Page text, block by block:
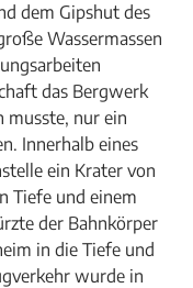
dem Gipshut des
Wassermassen
das Bergwerk
musste, nur ein
Innerhalb eines
ein Krater von
Tiefe und einem
der Bahnkörper
in die Tiefe und
wurde in